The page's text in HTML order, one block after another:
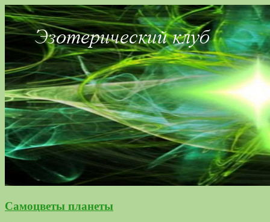
Самоцветы планеты